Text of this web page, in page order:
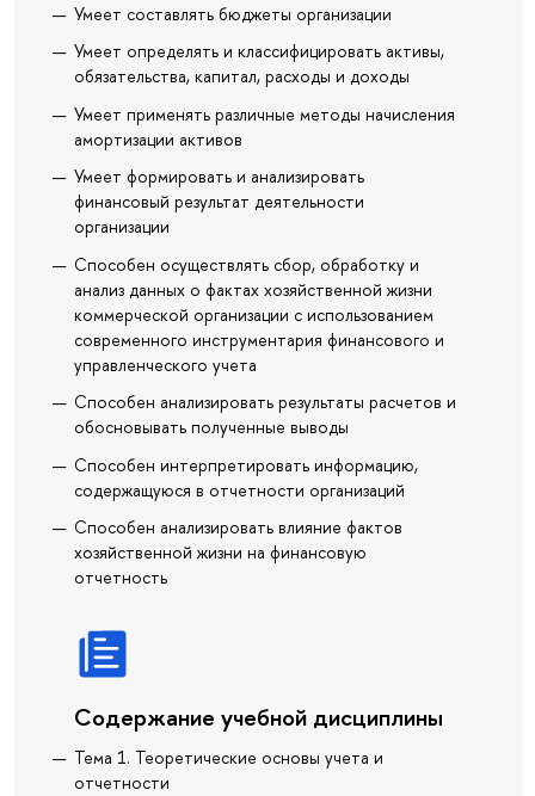
Умеет составлять бюджеты организации
Умеет определять и классифицировать активы,
обязательства, капитал, расходы и доходы
Умеет применять различные методы начисления
амортизации активов
Умеет формировать и анализировать
финансовый результат деятельности
организации
Способен осуществлять сбор, обработку и
анализ данных о фактах хозяйственной жизни
коммерческой организации с использованием
современного инструментария финансового и
управленческого учета
Способен анализировать результаты расчетов и
обосновывать полученные выводы
Способен интерпретировать информацию,
содержащуюся в отчетности организаций
Способен анализировать влияние фактов
хозяйственной жизни на финансовую
отчетность
Содержание учебной дисциплины
Тема 1. Теоретические основы учета и
отчетности